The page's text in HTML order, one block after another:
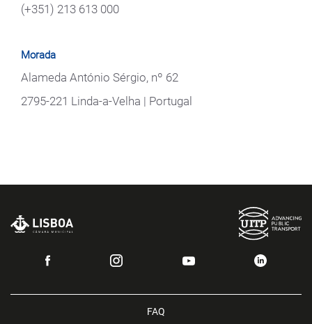
(+351) 213 613 000
Morada
Alameda António Sérgio, nº 62
2795-221 Linda-a-Velha | Portugal
FAQ